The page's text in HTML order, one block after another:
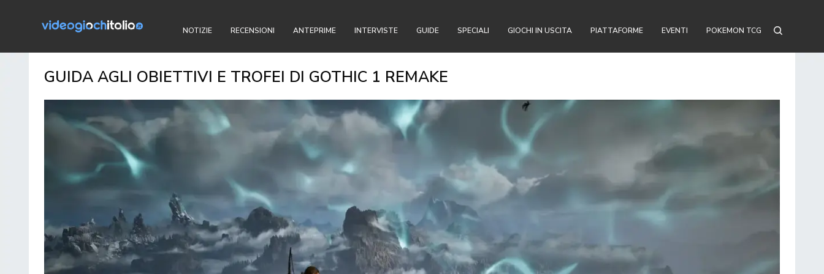
NOTIZIE RECENSIONI ANTEPRIME INTERVISTE GUIDE SPECIALI GIOCHI IN USCITA PIATTAFORME EVENTI POKEMON TCG
GUIDA AGLI OBIETTIVI E TROFEI DI GOTHIC 1 REMAKE